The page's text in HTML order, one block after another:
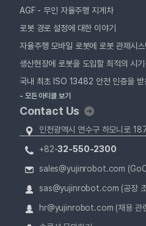
AGF - 무인 자율주행 지게차
로봇 경로 설정에 대한 이야기
자율주행 모바일 로봇에 로봇 관제시
생산현장에 로봇을 도입할 최적의 시
국내 최초 ISO 13482 안전 인증을
- 모든 아티클 보기
Contact Us
인천광역시 연수구 하모니로
+82-32-550-2300
sales@yujinrobot.com
sas@yujinrobot.com (공장 조
hr@yujinrobot.com (채용 관